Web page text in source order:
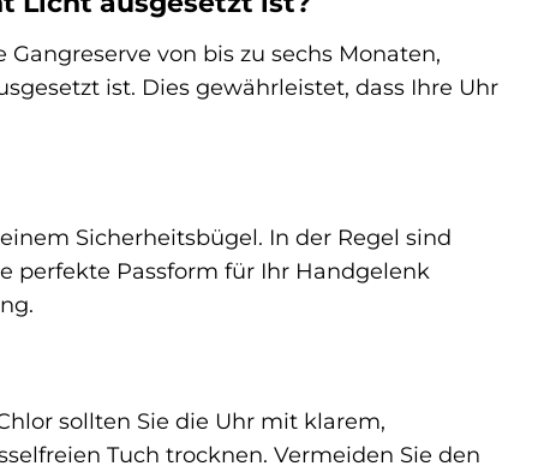
von bis zu sechs Monaten,
ist. Dies gewährleistet, dass Ihre Uhr
Sicherheitsbügel. In der Regel sind
perfekte Passform für Ihr Handgelenk
sollten Sie die Uhr mit klarem,
Tuch trocknen. Vermeiden Sie den